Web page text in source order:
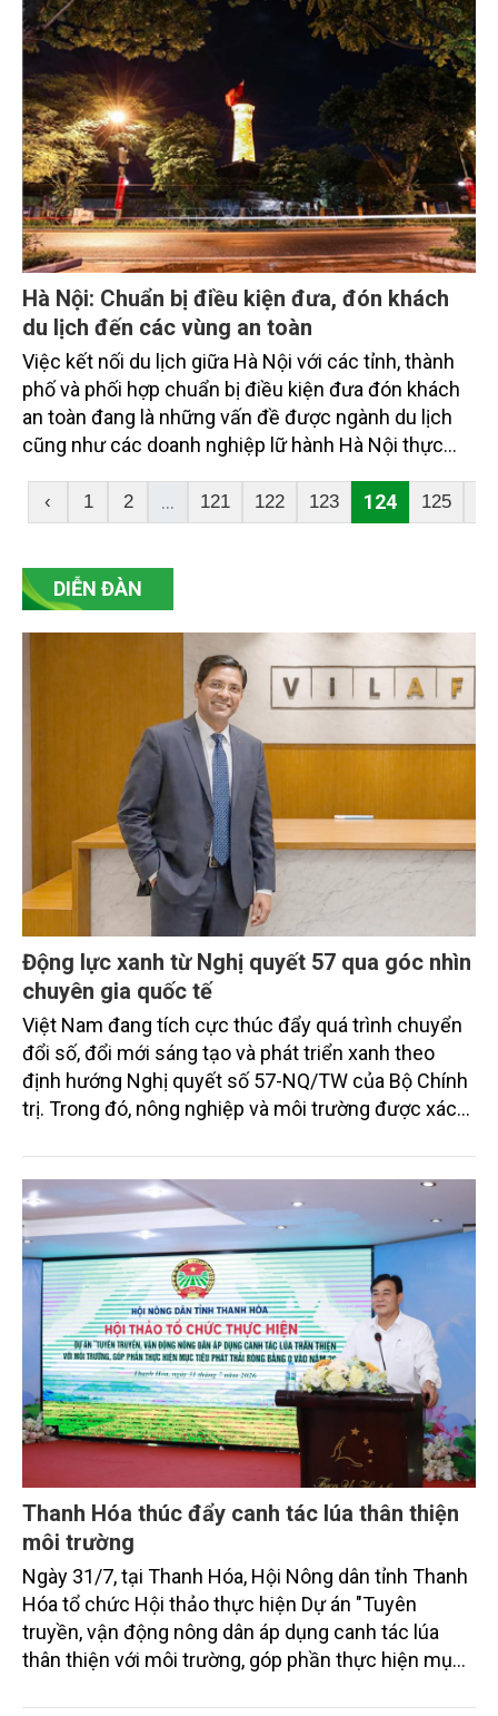
Hà Nội: Chuẩn bị điều kiện đưa, đón khách
du lịch đến các vùng an toàn
Việc kết nối du lịch giữa Hà Nội với các tỉnh, thành
phố và phối hợp chuẩn bị điều kiện đưa đón khách
an toàn đang là những vấn đề được ngành du lịch
cũng như các doanh nghiệp lữ hành Hà Nội thực
‹ 1 2 ... 121 122 123 124 125
DIỄN ĐÀN
Động lực xanh từ Nghị quyết 57 qua góc nhìn
chuyên gia quốc tế
Việt Nam đang tích cực thúc đẩy quá trình chuyển
đổi số, đổi mới sáng tạo và phát triển xanh theo
định hướng Nghị quyết số 57-NQ/TW của Bộ Chính
trị. Trong đó, nông nghiệp và môi trường được xác
sắc bởi các tiến bộ công nghệ và cam kết bền vững
toàn cầu, đặc biệt là mục tiêu đưa phát thải ròng
bằng 0 (Net-Zero) vào năm 2050.
Thanh Hóa thúc đẩy canh tác lúa thân thiện
môi trường
Ngày 31/7, tại Thanh Hóa, Hội Nông dân tỉnh Thanh
Hóa tổ chức Hội thảo thực hiện Dự án "Tuyên
truyền, vận động nông dân áp dụng canh tác lúa
thân thiện với môi trường, góp phần thực hiện mục